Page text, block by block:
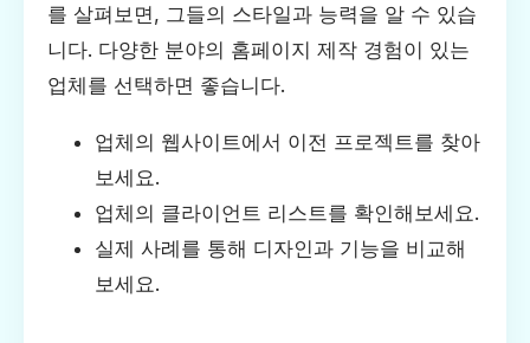
를 살펴보면, 그들의 스타일과 능력을 알 수 있습
니다. 다양한 분야의 홈페이지 제작 경험이 있는
업체를 선택하면 좋습니다.
업체의 웹사이트에서 이전 프로젝트를 찾아
보세요.
업체의 클라이언트 리스트를 확인해보세요.
실제 사례를 통해 디자인과 기능을 비교해
보세요.